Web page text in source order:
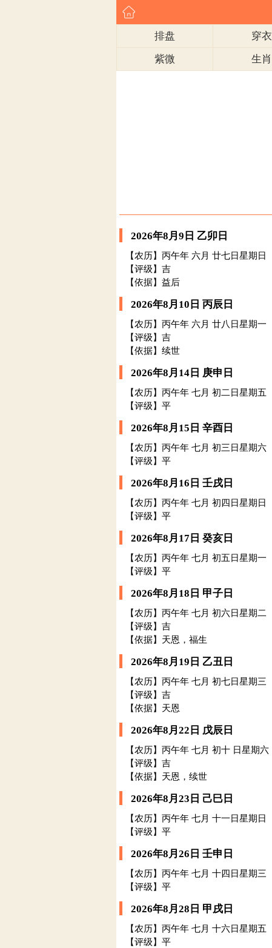
排盘 穿衣
紫微
生肖
2026年8月9日 乙卯日
【农历】丙午年 六月 廿七日星期日
【评级】吉
【依据】益后
2026年8月10日 丙辰日
【农历】丙午年 六月 廿八日星期一
【评级】吉
【依据】续世
2026年8月14日 庚申日
【农历】丙午年 七月 初二日星期五
【评级】平
2026年8月15日 辛酉日
【农历】丙午年 七月 初三日星期六
【评级】平
2026年8月16日 壬戌日
【农历】丙午年 七月 初四日星期日
【评级】平
2026年8月17日 癸亥日
【农历】丙午年 七月 初五日星期一
【评级】平
2026年8月18日 甲子日
【农历】丙午年 七月 初六日星期二
【评级】吉
【依据】天恩，福生
2026年8月19日 乙丑日
【农历】丙午年 七月 初七日星期三
【评级】吉
【依据】天恩
2026年8月22日 戊辰日
【农历】丙午年 七月 初十 日星期六
【评级】吉
【依据】天恩，续世
2026年8月23日 己巳日
【农历】丙午年 七月 十一日星期日
【评级】平
2026年8月26日 壬申日
【农历】丙午年 七月 十四日星期三
【评级】平
2026年8月28日 甲戌日
【农历】丙午年 七月 十六日星期五
【评级】平